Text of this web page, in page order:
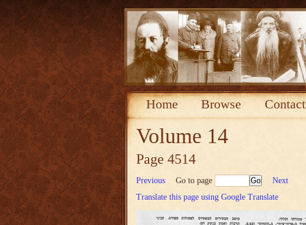
Home Browse Contact
Volume 14
Page 4514
Previous Go to page
Next
Translate this page using Google Translate